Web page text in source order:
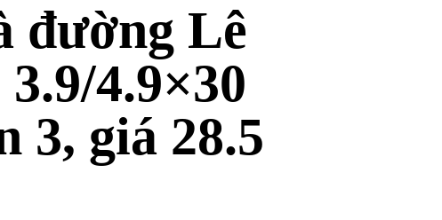
đường Lê
4.9×30
3, giá 28.5